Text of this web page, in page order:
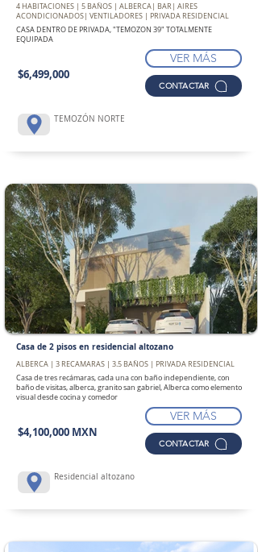
4 HABITACIONES | 5 BAÑOS | ALBERCA| BAR| AIRES
ACONDICIONADOS| VENTILADORES | PRIVADA RESIDENCIAL
CASA DENTRO DE PRIVADA, "TEMOZON 39" TOTALMENTE
EQUIPADA
$6,499,000
VER MÁS
CONTACTAR
TEMOZÓN NORTE
Casa de 2 pisos en residencial altozano
ALBERCA | 3 RECAMARAS | 3.5 BAÑOS | PRIVADA RESIDENCIAL
Casa de tres recámaras, cada una con baño independiente, con
baño de visitas, alberca, granito san gabriel, Alberca como elemento
visual desde cocina y comedor
$4,100,000 MXN
VER MÁS
CONTACTAR
Residencial altozano